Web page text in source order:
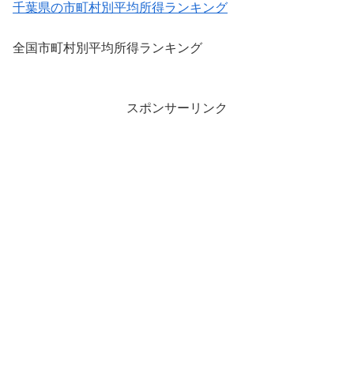
千葉県の市町村別平均所得ランキング
全国市町村別平均所得ランキング
スポンサーリンク